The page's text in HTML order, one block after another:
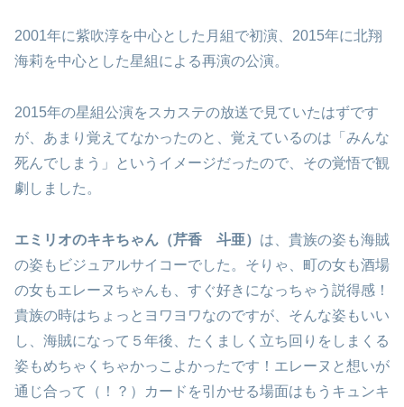
2001年に紫吹淳を中心とした月組で初演、2015年に北翔
海莉を中心とした星組による再演の公演。
2015年の星組公演をスカステの放送で見ていたはずです
が、あまり覚えてなかったのと、覚えているのは「みんな
死んでしまう」というイメージだったので、その覚悟で観
劇しました。
エミリオのキキちゃん（芹香 斗亜） は、貴族の姿も海賊
の姿もビジュアルサイコーでした。そりゃ、町の女も酒場
の女もエレーヌちゃんも、すぐ好きになっちゃう説得感！
貴族の時はちょっとヨワヨワなのですが、そんな姿もいい
し、海賊になって５年後、たくましく立ち回りをしまくる
姿もめちゃくちゃかっこよかったです！エレーヌと想いが
通じ合って（！？）カードを引かせる場面はもうキュンキ